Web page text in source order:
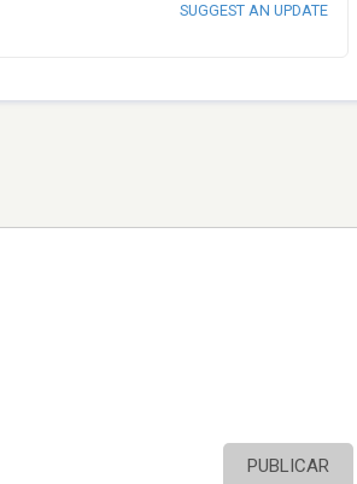
SUGGEST AN UPDATE
PUBLICAR